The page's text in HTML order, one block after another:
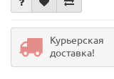
Курьерская
доставка!